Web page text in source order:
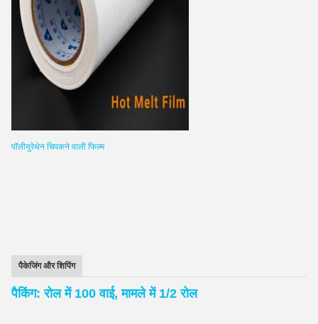
पॉलीयुरेथेन चिपकने वाली फिल्म
पैकेजिंग और शिपिंग
पैकिंग: रोल में 100 वाई, मामले में 1/2 रोल